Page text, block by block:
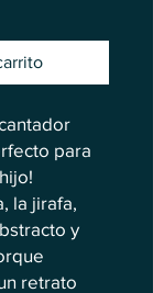
para
la jirafa,
y
retrato